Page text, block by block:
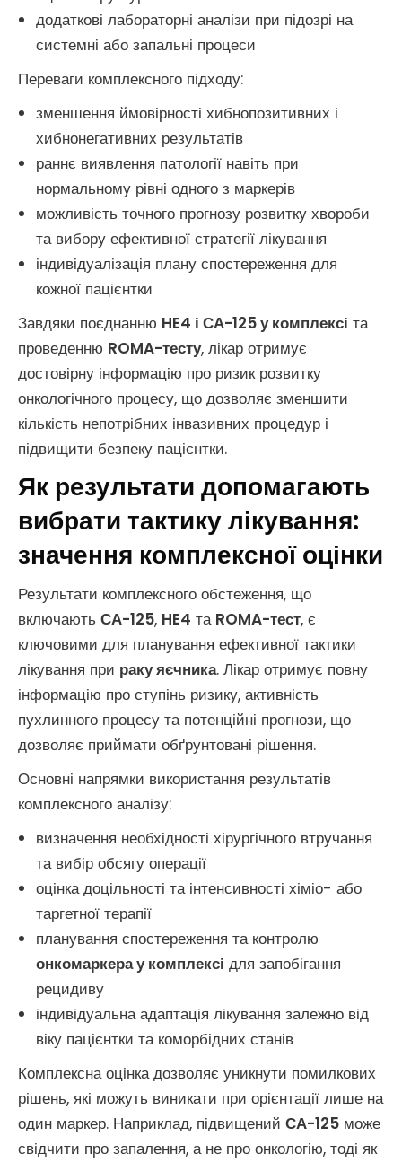
додаткові лабораторні аналізи при підозрі на
системні або запальні процеси
Переваги комплексного підходу:
зменшення ймовірності хибнопозитивних і
хибнонегативних результатів
раннє виявлення патології навіть при
нормальному рівні одного з маркерів
можливість точного прогнозу розвитку хвороби
та вибору ефективної стратегії лікування
індивідуалізація плану спостереження для
кожної пацієнтки
Завдяки поєднанню HE4 і СА-125 у комплексі та
проведенню ROMA-тесту, лікар отримує
достовірну інформацію про ризик розвитку
онкологічного процесу, що дозволяє зменшити
кількість непотрібних інвазивних процедур і
підвищити безпеку пацієнтки.
Як результати допомагають
вибрати тактику лікування:
значення комплексної оцінки
Результати комплексного обстеження, що
включають СА-125, HE4 та ROMA-тест, є
ключовими для планування ефективної тактики
лікування при раку яєчника. Лікар отримує повну
інформацію про ступінь ризику, активність
пухлинного процесу та потенційні прогнози, що
дозволяє приймати обґрунтовані рішення.
Основні напрямки використання результатів
комплексного аналізу:
визначення необхідності хірургічного втручання
та вибір обсягу операції
оцінка доцільності та інтенсивності хіміо- або
таргетної терапії
планування спостереження та контролю
онкомаркера у комплексі для запобігання
рецидиву
індивідуальна адаптація лікування залежно від
віку пацієнтки та коморбідних станів
Комплексна оцінка дозволяє уникнути помилкових
рішень, які можуть виникати при орієнтації лише на
один маркер. Наприклад, підвищений СА-125 може
свідчити про запалення, а не про онкологію, тоді як